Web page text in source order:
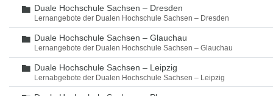
Ordner
Duale Hochschule Sachsen – Dresden
Lernangebote der Dualen Hochschule Sachsen – Dresden
Ordner
Duale Hochschule Sachsen – Glauchau
Lernangebote der Dualen Hochschule Sachsen – Glauchau
Ordner
Duale Hochschule Sachsen – Leipzig
Lernabgebote der Dualen Hochschule Sachsen – Leipzig